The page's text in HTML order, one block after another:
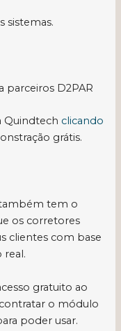
sistemas.
parceiros D2PAR
Quindtech clicando
grátis.
tem o
os corretores
clientes com base
real.
gratuito ao
o módulo
poder usar.